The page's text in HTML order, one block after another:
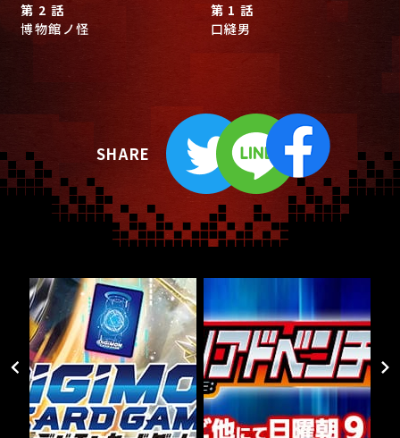
第 2 話
博物館ノ怪
第 1 話
口縫男
SHARE